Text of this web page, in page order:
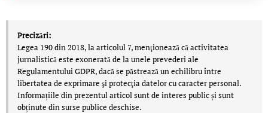
Precizări:
Legea 190 din 2018, la articolul 7, menţionează că activitatea
jurnalistică este exonerată de la unele prevederi ale
Regulamentului GDPR, dacă se păstrează un echilibru între
libertatea de exprimare şi protecţia datelor cu caracter personal.
Informațiile din prezentul articol sunt de interes public și sunt
obținute din surse publice deschise.